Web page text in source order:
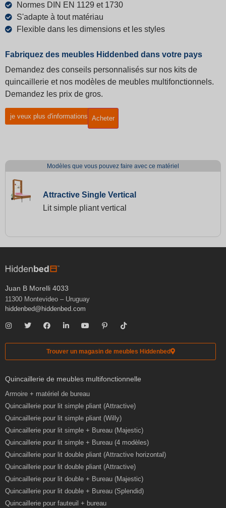
Normes DIN EN 1129 et 1730
S'adapte à tout matériau
Flexible dans les dimensions et les styles
Fabriquez des meubles Hiddenbed dans votre pays
Demandez des conseils personnalisés sur nos kits de
quincaillerie et nos modèles de meubles multifonctionnels.
Demandez les prix de gros.
je veux plus d'informations Acheter
Modèles que vous pouvez faire avec ce matériel
Attractive Single Vertical
Lit simple pliant vertical
Juan B Morelli 4033
11300 Montevideo – Uruguay
hiddenbed@hiddenbed.com
Trouver un magasin de meubles Hiddenbed
Quincaillerie de meubles multifonctionnelle
Armoire + matériel de bureau
Quincaillerie pour lit simple pliant (Attractive)
Quincaillerie pour lit simple pliant (Willy)
Quincaillerie pour lit simple + Bureau (Majestic)
Quincaillerie pour lit simple + Bureau (4 modèles)
Quincaillerie pour lit double pliant (Attractive horizontal)
Quincaillerie pour lit double pliant (Attractive)
Quincaillerie pour lit double + Bureau (Majestic)
Quincaillerie pour lit double + Bureau (Splendid)
Quincaillerie pour fauteuil + bureau